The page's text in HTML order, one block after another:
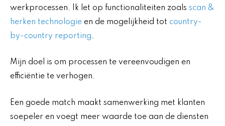
werkprocessen. Ik let op functionaliteiten zoals scan &
herken technologie en de mogelijkheid tot country-
by-country reporting.
Mijn doel is om processen te vereenvoudigen en
efficiëntie te verhogen.
Een goede match maakt samenwerking met klanten
soepeler en voegt meer waarde toe aan de diensten